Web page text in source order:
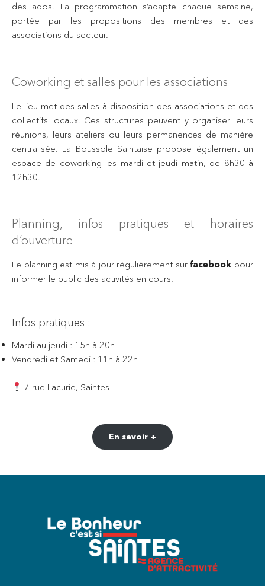
des ados. La programmation s’adapte chaque semaine,
portée par les propositions des membres et des
associations du secteur.
Coworking et salles pour les associations
Le lieu met des salles à disposition des associations et des
collectifs locaux. Ces structures peuvent y organiser leurs
réunions, leurs ateliers ou leurs permanences de manière
centralisée. La Boussole Saintaise propose également un
espace de coworking les mardi et jeudi matin, de 8h30 à
12h30.
Planning, infos pratiques et horaires
d’ouverture
Le planning est mis à jour régulièrement surfacebook pour
informer le public des activités en cours.
Infos pratiques :
Mardi au jeudi : 15h à 20h
Vendredi et Samedi : 11h à 22h
7 rue Lacurie, Saintes
En savoir +